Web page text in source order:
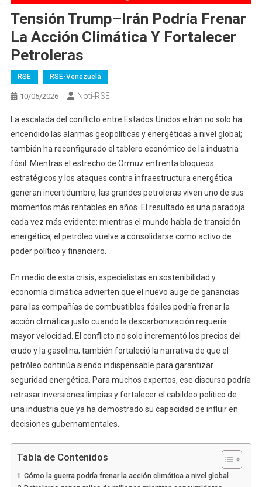
Tensión Trump–Irán Podría Frenar
La Acción Climática Y Fortalecer
Petroleras
RSE RSE-Venezuela
10/05/2026 Noti-RSE
La escalada del conflicto entre Estados Unidos e Irán no solo ha
encendido las alarmas geopolíticas y energéticas a nivel global;
también ha reconfigurado el tablero económico de la industria
fósil. Mientras el estrecho de Ormuz enfrenta bloqueos
estratégicos y los ataques contra infraestructura energética
generan incertidumbre, las grandes petroleras viven uno de sus
momentos más rentables en años. El resultado es una paradoja
cada vez más evidente: mientras el mundo habla de transición
energética, el petróleo vuelve a consolidarse como activo de
poder político y financiero.
En medio de esta crisis, especialistas en sostenibilidad y
economía climática advierten que el nuevo auge de ganancias
para las compañías de combustibles fósiles podría frenar la
acción climática justo cuando la descarbonización requería
mayor velocidad. El conflicto no solo incrementó los precios del
crudo y la gasolina; también fortaleció la narrativa de que el
petróleo continúa siendo indispensable para garantizar
seguridad energética. Para muchos expertos, ese discurso podría
retrasar inversiones limpias y fortalecer el cabildeo político de
una industria que ya ha demostrado su capacidad de influir en
decisiones gubernamentales.
Tabla de Contenidos
Cómo la guerra podría frenar la acción climática a nivel global